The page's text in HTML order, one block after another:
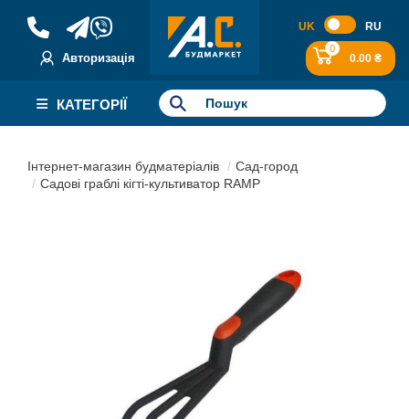
Авторизація
UK RU
0
0.00 ₴
КАТЕГОРІЇ
Інтернет-магазин будматеріалів
Сад-город
Садові граблі кігті-культиватор RAMP